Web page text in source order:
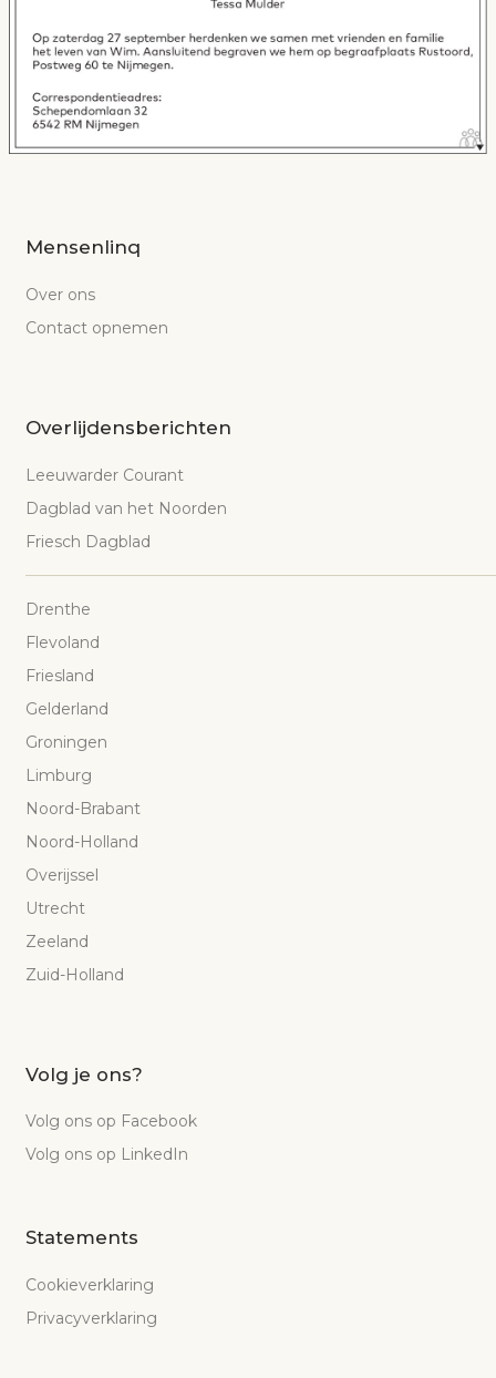
Mensenlinq
Over ons
Contact opnemen
Overlijdensberichten
Leeuwarder Courant
Dagblad van het Noorden
Friesch Dagblad
Drenthe
Flevoland
Friesland
Gelderland
Groningen
Limburg
Noord-Brabant
Noord-Holland
Overijssel
Utrecht
Zeeland
Zuid-Holland
Volg je ons?
Volg ons op Facebook
Volg ons op LinkedIn
Statements
Cookieverklaring
Privacyverklaring